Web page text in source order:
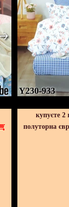
Y230-933
купуєте
полуторна